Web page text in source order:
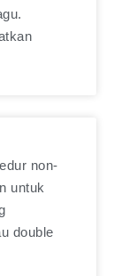
non-
untuk
double